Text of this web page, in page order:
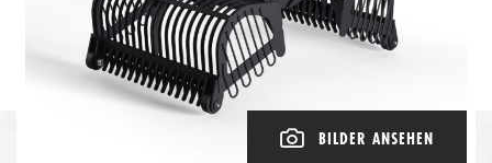
BILDER ANSEHEN